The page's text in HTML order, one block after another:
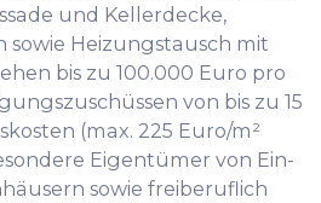
und Kellerdecke,
sowie Heizungstausch mit
bis zu 100.000 Euro pro
von bis zu 15
(max. 225 Euro/m²
Eigentümer von Ein-
sowie freiberuflich